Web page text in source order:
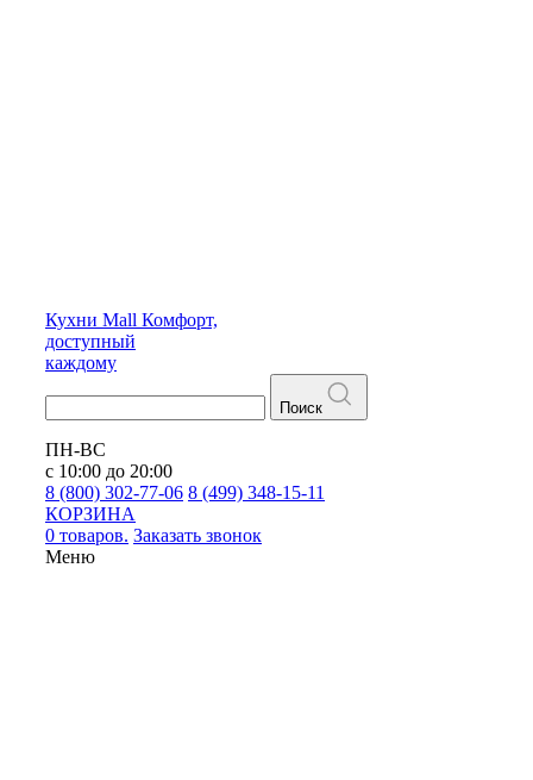
Кухни Mall Комфорт,
доступный
каждому
Поиск
ПН-ВС
с 10:00 до 20:00
8 (800) 302-77-06 8 (499) 348-15-11
КОРЗИНА
0 товаров. Заказать звонок
Меню